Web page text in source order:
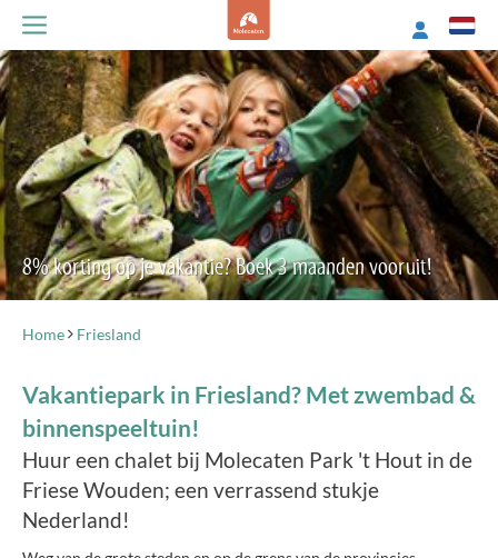
8% korting op je vakantie? Boek 3 maanden vooruit!
Home Friesland
Vakantiepark in Friesland? Met zwembad &
binnenspeeltuin!
Huur een chalet bij Molecaten Park 't Hout in de
Friese Wouden; een verrassend stukje
Nederland!